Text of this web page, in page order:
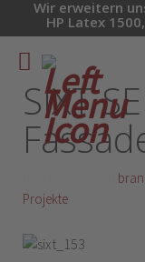
SIXT
Projekte
Wir erweitern
HP Latex